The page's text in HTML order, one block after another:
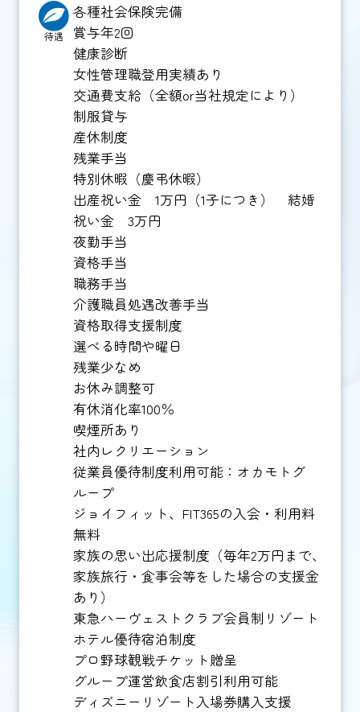
待遇
各種社会保険完備
賞与年2回
健康診断
女性管理職登用実績あり
交通費支給（全額or当社規定により）
制服貸与
産休制度
残業手当
特別休暇（慶弔休暇）
出産祝い金 1万円（1子につき） 結婚
祝い金 3万円
夜勤手当
資格手当
職務手当
介護職員処遇改善手当
資格取得支援制度
選べる時間や曜日
残業少なめ
お休み調整可
有休消化率100％
喫煙所あり
社内レクリエーション
従業員優待制度利用可能：オカモトグ
ループ
ジョイフィット、FIT365の入会・利用料
無料
家族の思い出応援制度（毎年2万円まで、
家族旅行・食事会等をした場合の支援金
あり）
東急ハーヴェストクラブ会員制リゾート
ホテル優待宿泊制度
プロ野球観戦チケット贈呈
グループ運営飲食店割引利用可能
ディズニーリゾート入場券購入支援